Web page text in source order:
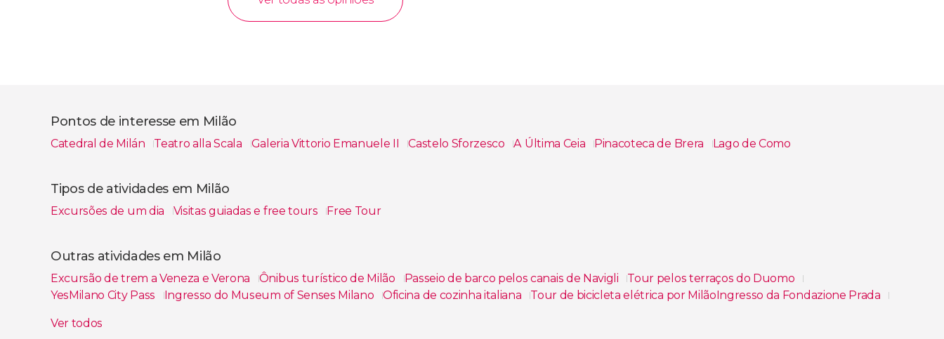
Pontos de interesse em Milão
Catedral de Milán Teatro alla Scala Galeria Vittorio Emanuele II Castelo Sforzesco A Última Ceia Pinacoteca de Brera Lago de Como
Tipos de atividades em Milão
Excursões de um dia Visitas guiadas e free tours Free Tour
Outras atividades em Milão
Excursão de trem a Veneza e Verona Ônibus turístico de Milão Passeio de barco pelos canais de Navigli
Tour pelos terraços do Duomo
YesMilano City Pass
Ingresso do Museum of Senses Milano Oficina de cozinha italiana Tour de bicicleta elétrica por MilãoIngresso da Fondazione Prada
Ver todos